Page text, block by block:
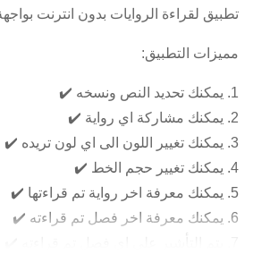
تطبيق لقراءة الروايات بدون انترنت
مميزات التطبيق:
1. يمكنك تحديد النص ونسخه ✔️
2. يمكنك مشاركة اي رواية ✔️
3. يمكنك تغيير اللون الى اي لون تريده ✔️
4. يمكنك تغيير حجم الخط ✔️
5. يمكنك معرفة اخر رواية تم قراءتها ✔️
6. يمكنك معرفة اخر فصل تم قراءته ✔️